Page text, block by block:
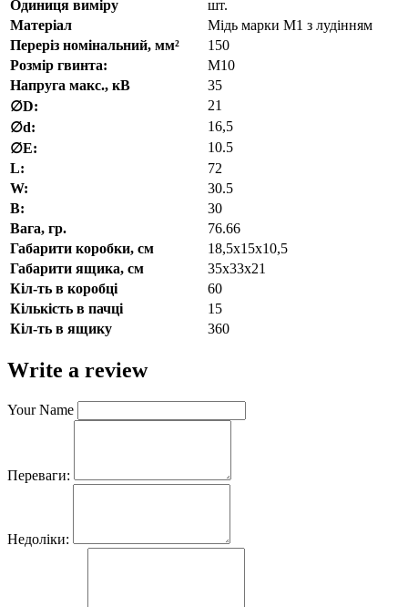
Одиниця виміру
шт.
Матеріал
Мідь марки М1 з лудінням
Переріз номінальний, мм²
150
Розмір гвинта:
М10
Напруга макс., кВ
35
∅D:
21
∅d:
16,5
∅E:
10.5
L:
72
W:
30.5
В:
30
Вага, гр.
76.66
Габарити коробки, см
18,5х15х10,5
Габарити ящика, см
35х33х21
Кіл-ть в коробці
60
Кількість в пачці
15
Кіл-ть в ящику
360
Write a review
Your Name
Переваги:
Недоліки: